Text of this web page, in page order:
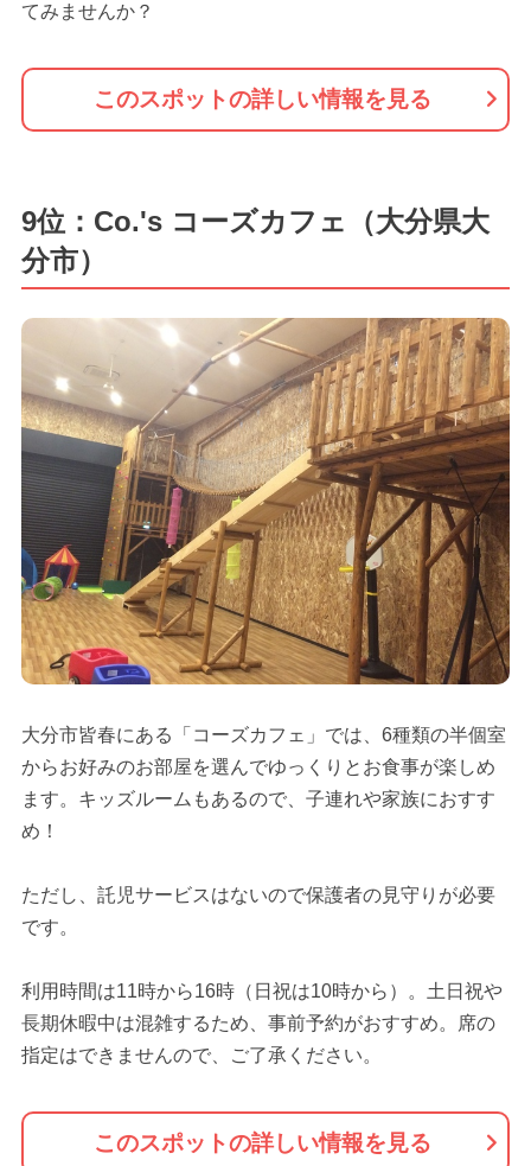
てみませんか？
このスポットの詳しい情報を見る
9位：Co.'s コーズカフェ（大分県大
分市）
大分市皆春にある「コーズカフェ」では、6種類の半個室
からお好みのお部屋を選んでゆっくりとお食事が楽しめ
ます。キッズルームもあるので、子連れや家族におすす
め！
ただし、託児サービスはないので保護者の見守りが必要
です。
利用時間は11時から16時（日祝は10時から）。土日祝や
長期休暇中は混雑するため、事前予約がおすすめ。席の
指定はできませんので、ご了承ください。
このスポットの詳しい情報を見る